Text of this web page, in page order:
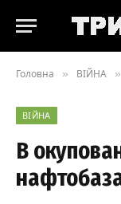
Головна » ВІЙНА »
ВІЙНА
В